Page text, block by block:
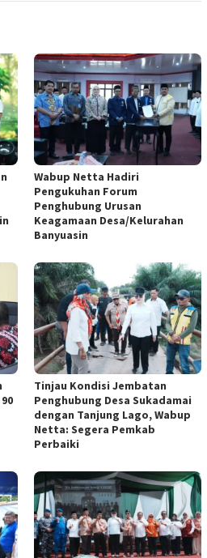
Wabup Netta Hadiri
Pengukuhan Forum
Penghubung Urusan
Keagamaan Desa/Kelurahan
Banyuasin
Tinjau Kondisi Jembatan
Penghubung Desa Sukadamai
dengan Tanjung Lago, Wabup
Netta: Segera Pemkab
Perbaiki